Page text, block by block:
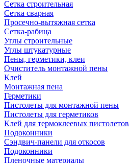
Сетка строительная
Сетка сварная
Просечно-вытяжная сетка
Сетка-рабица
Углы строительные
Углы штукатурные
Пены, герметики, клеи
Очиститель монтажной пены
Клей
Монтажная пена
Герметики
Пистолеты для монтажной пены
Пистолеты для герметиков
Клей для термоклеевых пистолетов
Подоконники
Сэндвич-панели для откосов
Подоконники
Пленочные материалы